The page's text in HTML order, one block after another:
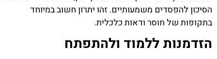
הסיכון להפסדים משמעותיים. זהו יתרון חשוב במיוחד
בתקופות של חוסר ודאות כלכלית.
הזדמנות ללמוד ולהתפתח